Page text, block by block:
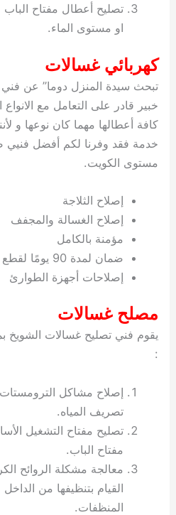
تصليح أعطال مفتاح الباب
او مستوى الماء.
كهربائي غسالات
تبحث سيدة المنزل دوما” عن
خبير قادر على التعامل مع
كافة أعطالها مهما كان نوعها و
خدمة فقد وفرنا لكم أفضل فنيي
مستوى الكويت.
إصلاح الثلاجة
إصلاح الغسالة والمجفف
مؤمنة بالكامل
ضمان لمدة 90 يومًا لقطع الغيار والعمالة
إصلاحات أجهزة الطوارئ
مصلح غسالات
يقوم فني تصليح غسالات الشويخ
:
إصلاح مشاكل
تصريف المياه.
تصليح مفتاح التشغيل
مفتاح الباب.
معالجة مشكلة الروائح
القيام بتنظيفها من
المنظفات.